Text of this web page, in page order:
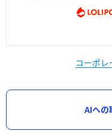
コーポレ
AIへの